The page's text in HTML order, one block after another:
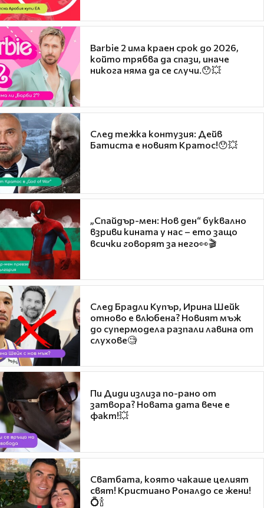
Barbie 2 има краен срок до 2026,
който трябва да спази, иначе
никога няма да се случи.😯💥
След тежка контузия: Дейв
Батиста е новият Кратос!😯💥
„Спайдър-мен: Нов ден“ буквално
взриви кината у нас – ето защо
всички говорят за него👀🎬
След Брадли Купър, Ирина Шейк
отново е влюбена? Новият мъж
до супермодела разпали лавина от
слухове🧐
Пи Диди излиза по-рано от
затвора? Новата дата вече е
факт!💥
Сватбата, която чакаше целият
свят! Кристиано Роналдо се жени!
💍🍾